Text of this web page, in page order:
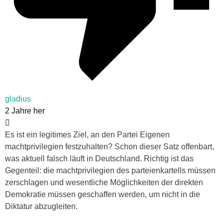
gladius
2 Jahre her
Es ist ein legitimes Ziel, an den Partei Eigenen
machtprivilegien festzuhalten? Schon dieser Satz offenbart,
was aktuell falsch läuft in Deutschland. Richtig ist das
Gegenteil: die machtprivilegien des parteienkartells müssen
zerschlagen und wesentliche Möglichkeiten der direkten
Demokratie müssen geschaffen werden, um nicht in die
Diktatur abzugleiten.